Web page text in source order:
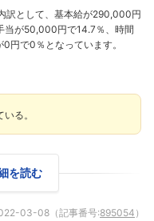
訳として、基本給が290,000円
当が50,000円で14.7％、時間
円で0％となっています。
る。
を読む
03-08 （記事番号:895054 ）